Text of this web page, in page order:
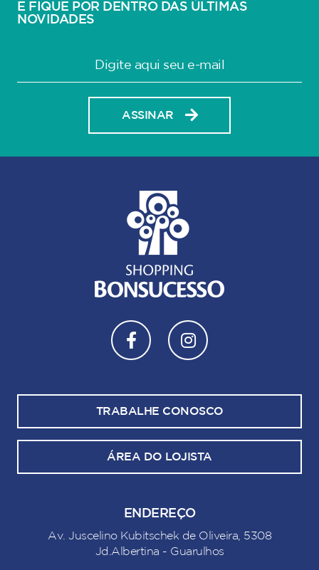
E FIQUE POR DENTRO DAS ÚLTIMAS
NOVIDADES
ASSINAR
TRABALHE CONOSCO
ÁREA DO LOJISTA
ENDEREÇO
Av. Juscelino Kubitschek de Oliveira, 5308
Jd.Albertina - Guarulhos